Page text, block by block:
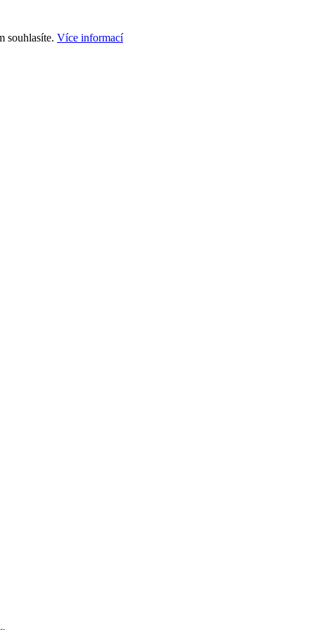
souhlasíte. Více informací